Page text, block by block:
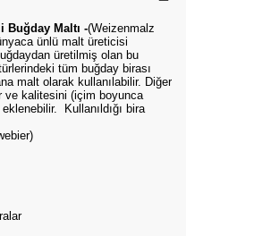
Buğday Maltı -(Weizenmalz
ünlü malt üreticisi
üretilmiş olan bu
tüm buğday birası
malt olarak kullanılabilir. Diğer
ve kalitesini (içim boyunca
Kullanıldığı bira